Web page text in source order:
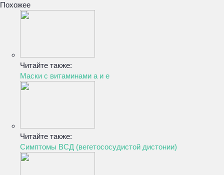
Похожее
Читайте также:
Маски с витаминами а и е
Читайте также:
Симптомы ВСД (вегетососудистой дистонии)